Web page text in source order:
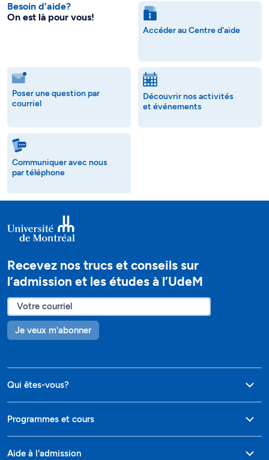
Besoin d’aide?
On est là pour vous!
Accéder au Centre d'aide
Poser une question par
courriel
Découvrir nos activités
et événements
Communiquer avec nous
par téléphone
Recevez nos trucs et conseils sur
l’admission et les études à l’UdeM
Je veux m'abonner
Qui êtes-vous?
Programmes et cours
Aide à l'admission